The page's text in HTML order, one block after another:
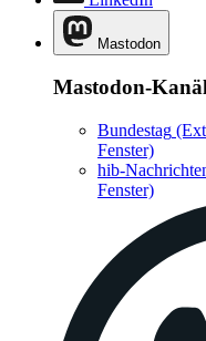
Mastodon
Mastodon-
Bundestag
Fenster)
hib-
Fenster)